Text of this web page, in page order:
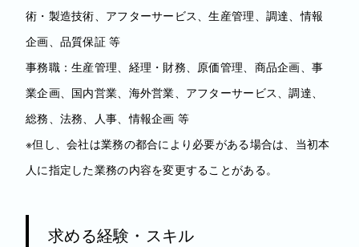
術・製造技術、アフターサービス、生産管理、調達、情報
企画、品質保証 等
事務職：生産管理、経理・財務、原価管理、商品企画、事
業企画、国内営業、海外営業、アフターサービス、調達、
総務、法務、人事、情報企画 等
※但し、会社は業務の都合により必要がある場合は、当初本
人に指定した業務の内容を変更することがある。
求める経験・スキル